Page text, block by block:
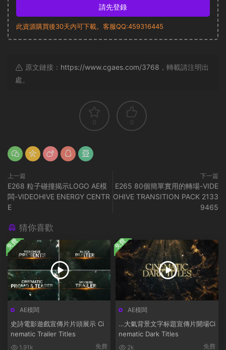
請先登錄
此資源購買後30天内可下載。客服QQ:459316445
原文鏈接： https://www.cgaes.com/3768 ，轉載請注明出
處。
0 0
上一篇
E268 粒子碰撞揭示LOGO AE模
闆-VIDEOHIVE ENERGY CENTR
E
下一篇
E265 80個簡單實用的轉場-VIDE
OHIVE TRANSITION PACK 2133
9465
猜你喜歡
AE模闆
史詩電影遊戲宣傳片片頭展示 Ci
nematic Trailer Titles
1.91k 免費
免費
AE模闆
…大氣背景文字标題宣傳片開場Ci
nematic Dark Titles
2k 免費
免費